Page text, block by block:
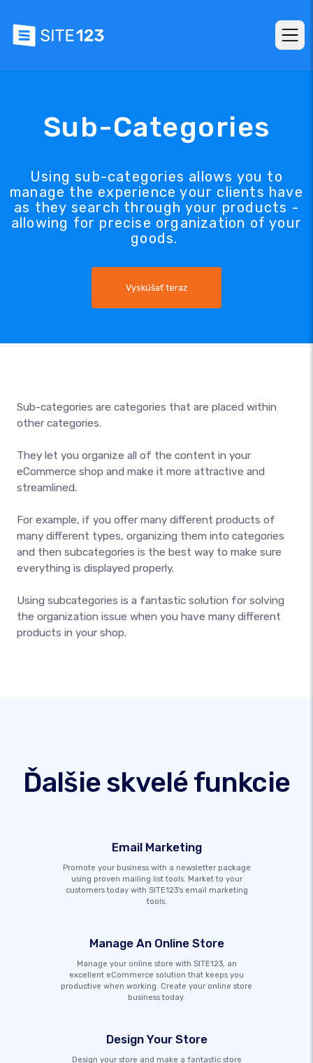
Sub-Categories
Using sub-categories allows you to
manage the experience your clients have
as they search through your products -
allowing for precise organization of your
goods.
Vyskúšať teraz
Sub-categories are categories that are placed within
other categories.
They let you organize all of the content in your
eCommerce shop and make it more attractive and
streamlined.
For example, if you offer many different products of
many different types, organizing them into categories
and then subcategories is the best way to make sure
everything is displayed properly.
Using subcategories is a fantastic solution for solving
the organization issue when you have many different
products in your shop.
Ďalšie skvelé funkcie
Email Marketing
Promote your business with a newsletter package
using proven mailing list tools. Market to your
customers today with SITE123's email marketing
tools.
Manage An Online Store
Manage your online store with SITE123, an
excellent eCommerce solution that keeps you
productive when working. Create your online store
business today.
Design Your Store
Design your store and make a fantastic store